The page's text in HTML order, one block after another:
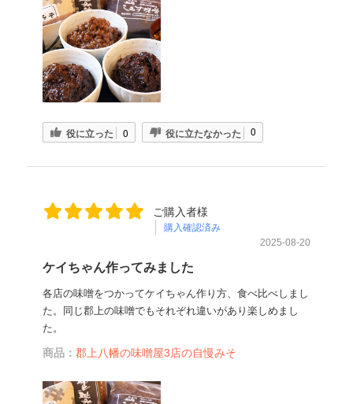
役に立った 0 役に立たなかった 0
ご購入者様
購入確認済み
2025-08-20
ケイちゃん作ってみました
各店の味噌をつかってケイちゃん作り方、食べ比べしまし
た。同じ郡上の味噌でもそれぞれ違いがあり楽しめまし
た。
商品： 郡上八幡の味噌屋3店の自慢みそ